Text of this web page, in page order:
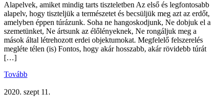
Alapelvek, amiket mindig tarts tiszteletben Az első és legfontosabb
alapelv, hogy tiszteljük a természetet és becsüljük meg azt az erdőt,
amelyben éppen túrázunk. Soha ne hangoskodjunk, Ne dobjuk el a
szemetünket, Ne ártsunk az élőlényeknek, Ne rongáljuk meg a
mások által létrehozott erdei objektumokat. Megfelelő felszerelés
megléte télen (is) Fontos, hogy akár hosszabb, akár rövidebb túrát
[…]
Tovább
2020. szept 11.